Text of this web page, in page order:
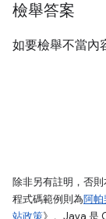
檢舉答案
如要檢舉不當內
除非另有註明，否
程式碼範例則為阿